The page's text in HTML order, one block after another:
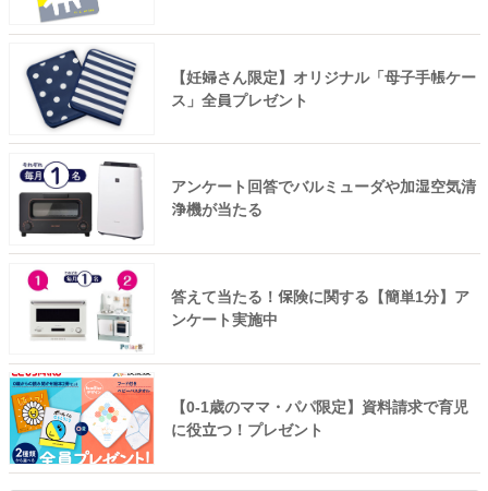
【妊婦さん限定】オリジナル「母子手帳ケー
ス」全員プレゼント
アンケート回答でバルミューダや加湿空気清
浄機が当たる
答えて当たる！保険に関する【簡単1分】ア
ンケート実施中
【0-1歳のママ・パパ限定】資料請求で育児
に役立つ！プレゼント